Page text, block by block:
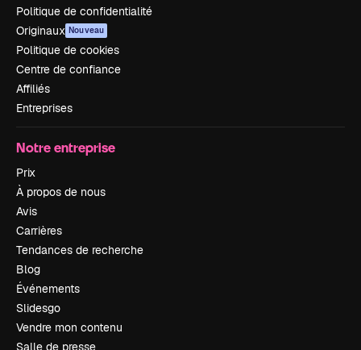
Politique de confidentialité
Originaux Nouveau
Politique de cookies
Centre de confiance
Affiliés
Entreprises
Notre entreprise
Prix
À propos de nous
Avis
Carrières
Tendances de recherche
Blog
Événements
Slidesgo
Vendre mon contenu
Salle de presse